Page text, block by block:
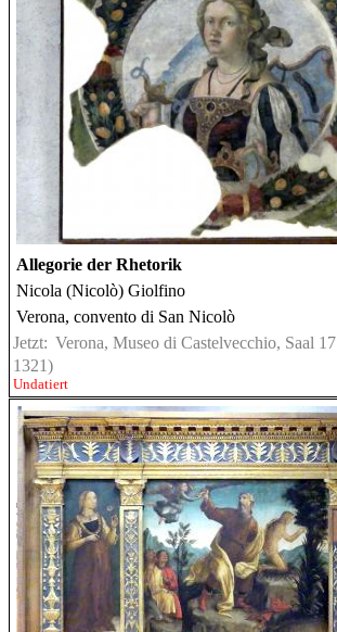
Allegorie der Rhetorik
Nicola (Nicolò) Giolfino
Verona, convento di San Nicolò
Jetzt: Verona, Museo di Castelvecchio, Saal 17
1321)
Undatiert